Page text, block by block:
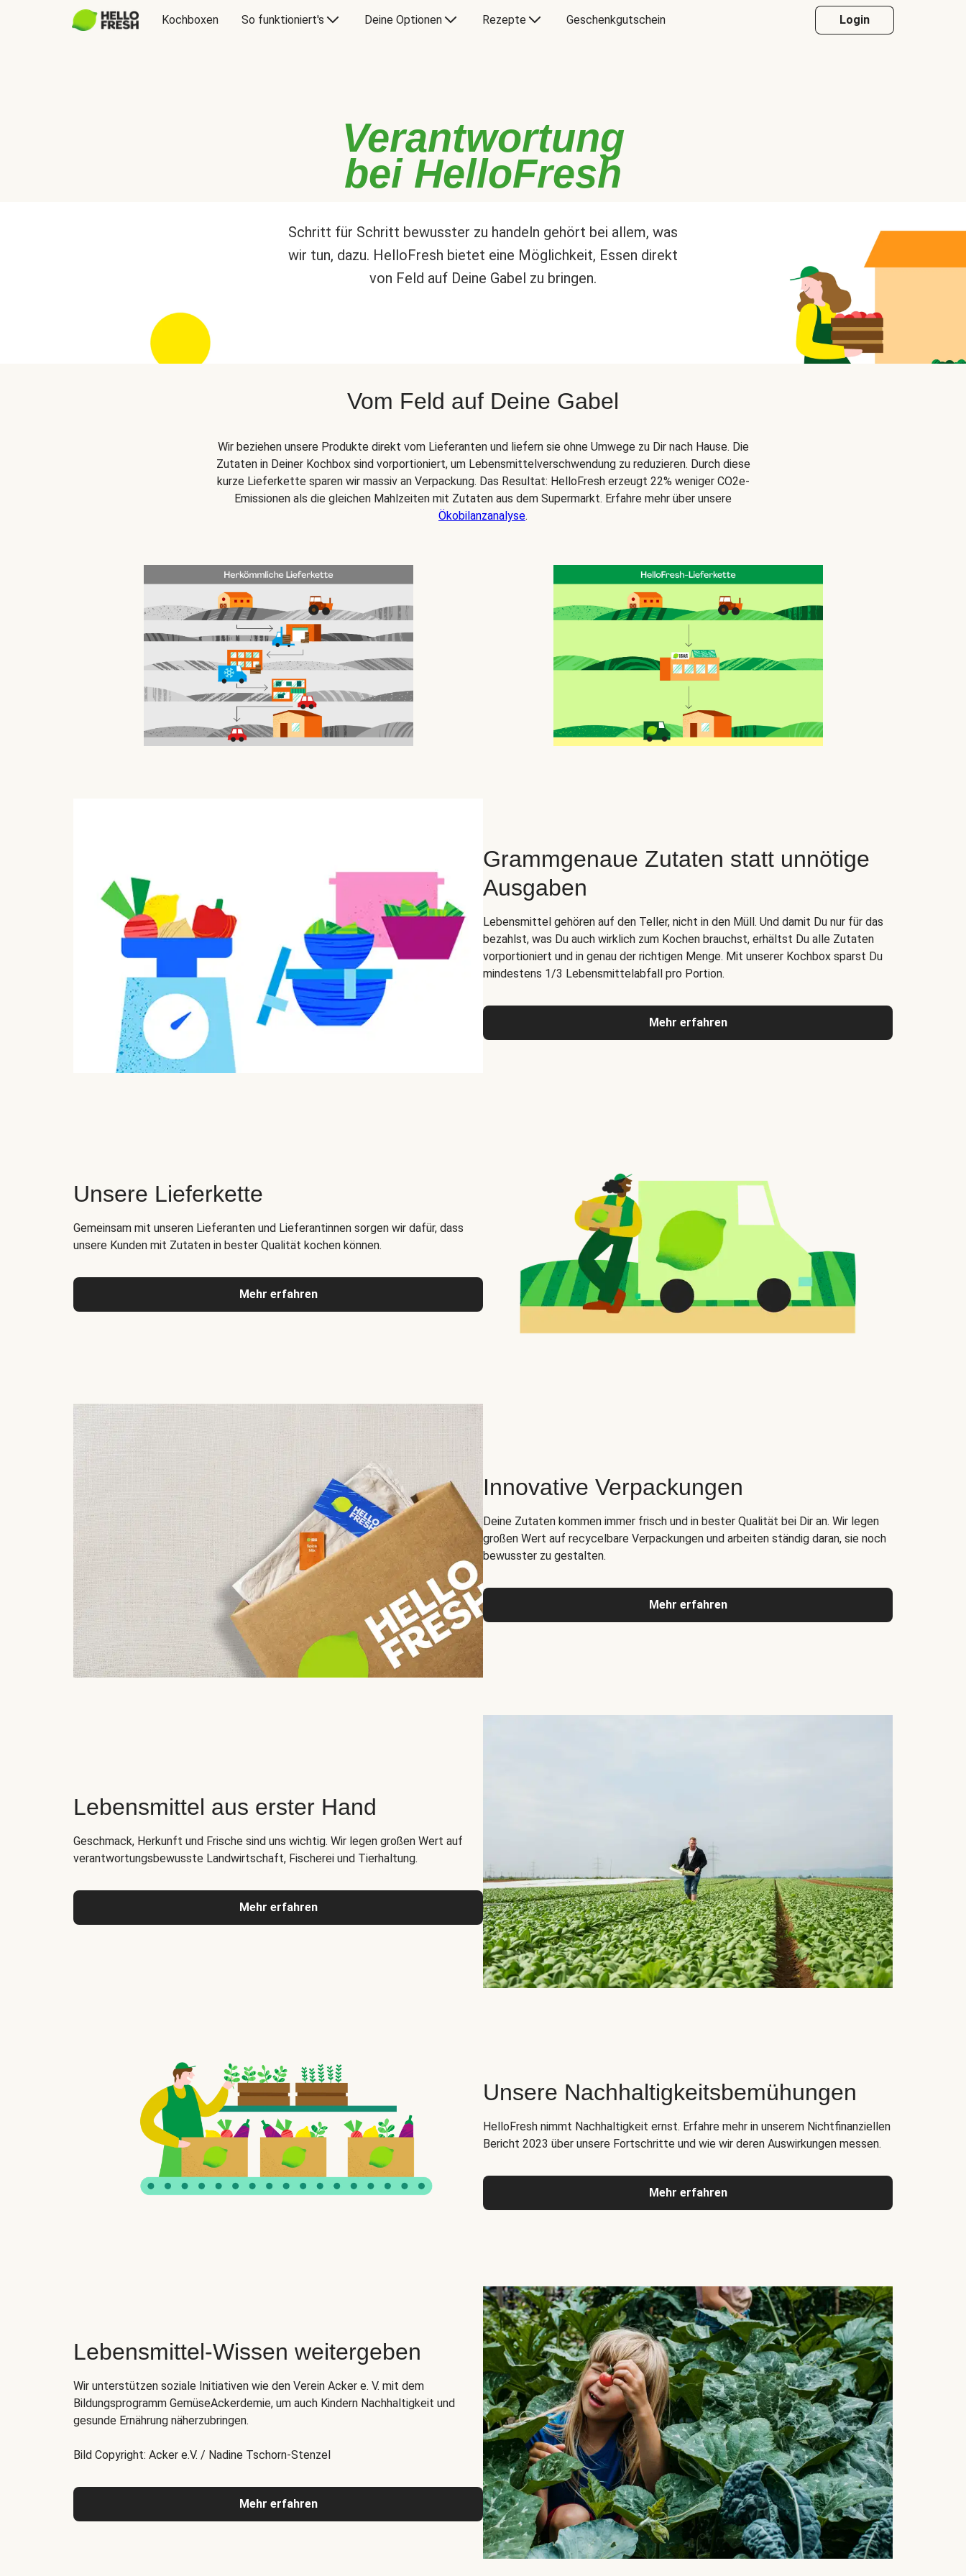
Kochboxen So funktioniert's Deine Optionen Rezepte Geschenkgutschein Login
Verantwortung
bei HelloFresh
Schritt für Schritt bewusster zu handeln gehört bei allem, was
wir tun, dazu. HelloFresh bietet eine Möglichkeit, Essen direkt
von Feld auf Deine Gabel zu bringen.
Vom Feld auf Deine Gabel
Wir beziehen unsere Produkte direkt vom Lieferanten und liefern sie ohne Umwege zu Dir nach Hause. Die
Zutaten in Deiner Kochbox sind vorportioniert, um Lebensmittelverschwendung zu reduzieren. Durch diese
kurze Lieferkette sparen wir massiv an Verpackung. Das Resultat: HelloFresh erzeugt 22% weniger CO2e-
Emissionen als die gleichen Mahlzeiten mit Zutaten aus dem Supermarkt. Erfahre mehr über unsere
Ökobilanzanalyse.
Grammgenaue Zutaten statt unnötige
Ausgaben
Lebensmittel gehören auf den Teller, nicht in den Müll. Und damit Du nur für das
bezahlst, was Du auch wirklich zum Kochen brauchst, erhältst Du alle Zutaten
vorportioniert und in genau der richtigen Menge. Mit unserer Kochbox sparst Du
mindestens 1/3 Lebensmittelabfall pro Portion.
Mehr erfahren
Unsere Lieferkette
Gemeinsam mit unseren Lieferanten und Lieferantinnen sorgen wir dafür, dass
unsere Kunden mit Zutaten in bester Qualität kochen können.
Mehr erfahren
Innovative Verpackungen
Deine Zutaten kommen immer frisch und in bester Qualität bei Dir an. Wir legen
großen Wert auf recycelbare Verpackungen und arbeiten ständig daran, sie noch
bewusster zu gestalten.
Mehr erfahren
Lebensmittel aus erster Hand
Geschmack, Herkunft und Frische sind uns wichtig. Wir legen großen Wert auf
verantwortungsbewusste Landwirtschaft, Fischerei und Tierhaltung.
Mehr erfahren
Unsere Nachhaltigkeitsbemühungen
HelloFresh nimmt Nachhaltigkeit ernst. Erfahre mehr in unserem Nichtfinanziellen
Bericht 2023 über unsere Fortschritte und wie wir deren Auswirkungen messen.
Mehr erfahren
Lebensmittel-Wissen weitergeben
Wir unterstützen soziale Initiativen wie den Verein Acker e. V. mit dem
Bildungsprogramm GemüseAckerdemie, um auch Kindern Nachhaltigkeit und
gesunde Ernährung näherzubringen.
Bild Copyright: Acker e.V. / Nadine Tschorn-Stenzel
Mehr erfahren